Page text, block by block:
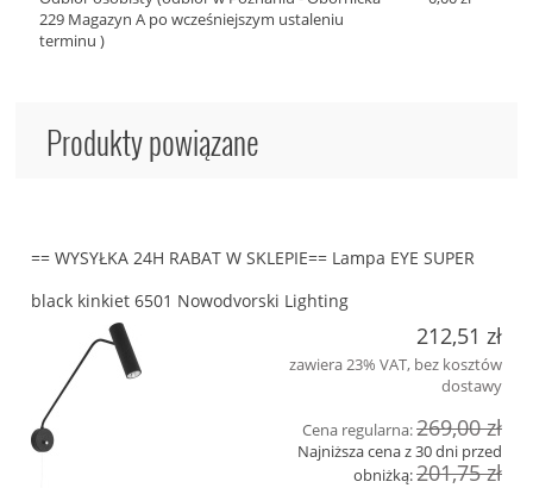
229 Magazyn A po wcześniejszym ustaleniu
terminu )
Produkty powiązane
== WYSYŁKA 24H RABAT W SKLEPIE== Lampa EYE SUPER
black kinkiet 6501 Nowodvorski Lighting
212,51 zł
zawiera 23% VAT, bez kosztów
dostawy
Cena regularna:269,00 zł
Najniższa cena z 30 dni przed
obniżką:201,75 zł